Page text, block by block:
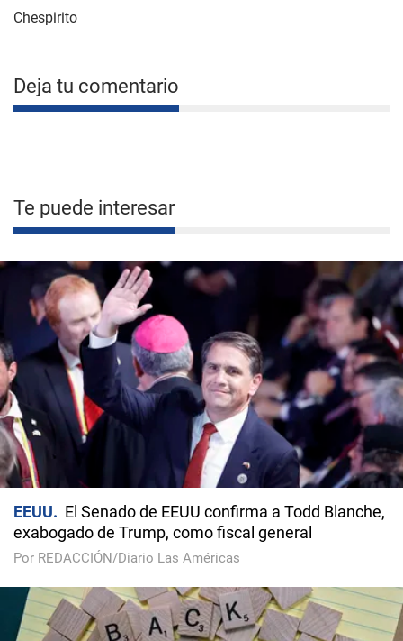
Chespirito
Deja tu comentario
Te puede interesar
EEUU
El Senado de EEUU confirma a Todd Blanche,
exabogado de Trump, como fiscal general
Por REDACCIÓN/Diario Las Américas